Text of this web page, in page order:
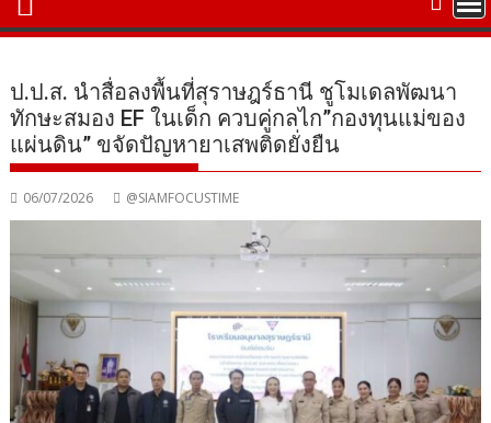
ป.ป.ส. นำสื่อลงพื้นที่สุราษฎร์ธานี ชูโมเดลพัฒนา
ทักษะสมอง EF ในเด็ก ควบคู่กลไก”กองทุนแม่ของ
แผ่นดิน” ขจัดปัญหายาเสพติดยั่งยืน
06/07/2026 @SIAMFOCUSTIME